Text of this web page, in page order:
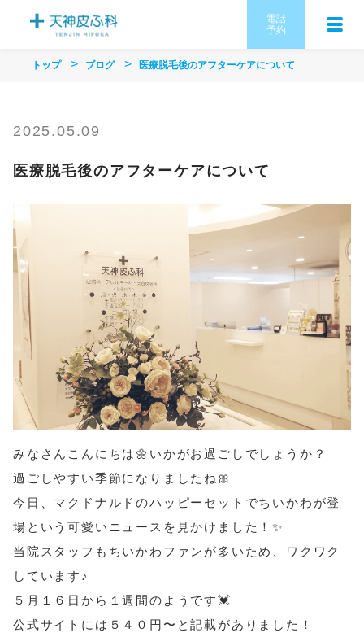
電話
予約
トップ ブログ 医療脱毛後のアフターケアについて
2025.05.09
医療脱毛後のアフターケアについて
みなさんこんにちは🌼いかがお過ごしでしょうか？
過ごしやすい季節になりましたね🎀
今日、マクドナルドのハッピーセットでちいかわが登
場という可愛いニュースを見かけました！✨
当院スタッフもちいかわファンが多いため、ワクワク
しています♪
５月１６日から１週間のようです💓
公式サイトには５４０円〜と記載がありました！